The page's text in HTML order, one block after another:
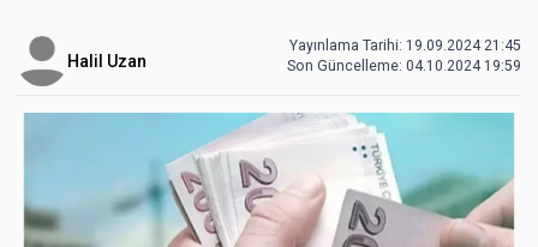
Halil Uzan
Yayınlama Tarihi: 19.09.2024 21:45
Son Güncelleme: 04.10.2024 19:59